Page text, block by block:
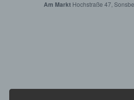
Am Markt Hochstraße 47,